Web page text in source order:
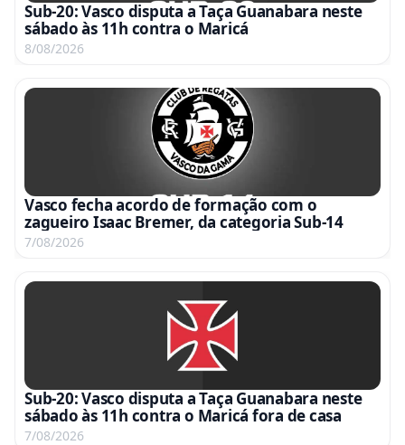
Sub-20: Vasco disputa a Taça Guanabara neste
sábado às 11h contra o Maricá
8/08/2026
Vasco fecha acordo de formação com o
zagueiro Isaac Bremer, da categoria Sub-14
7/08/2026
Sub-20: Vasco disputa a Taça Guanabara neste
sábado às 11h contra o Maricá fora de casa
7/08/2026